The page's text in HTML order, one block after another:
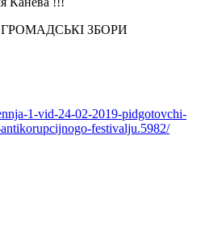
ГРОМАДСЬКІ ЗБОРИ
1-vid-24-02-2019-pidgotovchi-
festivalju.5982/